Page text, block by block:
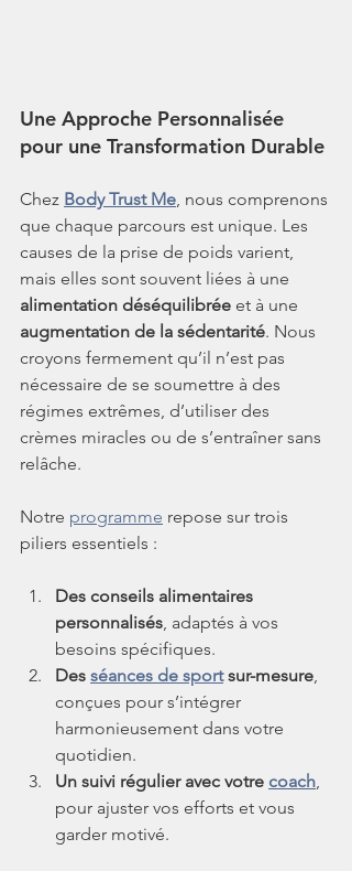
Une Approche Personnalisée
pour une Transformation Durable
Chez Body Trust Me , nous comprenons
que chaque parcours est unique. Les
causes de la prise de poids varient,
mais elles sont souvent liées à une
alimentation déséquilibrée et à une
augmentation de la sédentarité. Nous
croyons fermement qu’il n’est pas
nécessaire de se soumettre à des
régimes extrêmes, d’utiliser des
crèmes miracles ou de s’entraîner sans
relâche.
Notre programme repose sur trois
piliers essentiels :
Des conseils alimentaires
personnalisés , adaptés à vos
besoins spécifiques.
Des séances de sport sur-mesure
conçues pour s’intégrer
harmonieusement dans votre
quotidien.
Un suivi régulier avec votre coach
pour ajuster vos efforts et vous
garder motivé.